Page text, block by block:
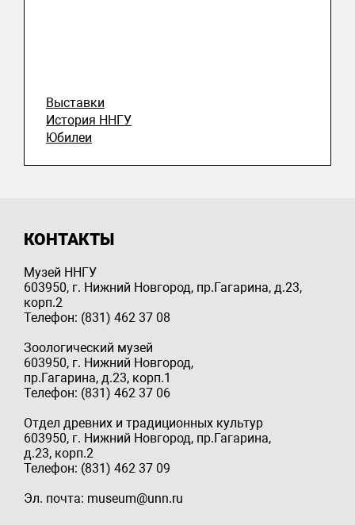
Выставки
История ННГУ
Юбилеи
КОНТАКТЫ
Музей ННГУ
603950, г. Нижний Новгород, пр.Гагарина, д.23,
корп.2
Телефон: (831) 462 37 08
Зоологический музей
603950, г. Нижний Новгород,
пр.Гагарина, д.23, корп.1
Телефон: (831) 462 37 06
Отдел древних и традиционных культур
603950, г. Нижний Новгород, пр.Гагарина,
д.23, корп.2
Телефон: (831) 462 37 09
Эл. почта: museum@unn.ru